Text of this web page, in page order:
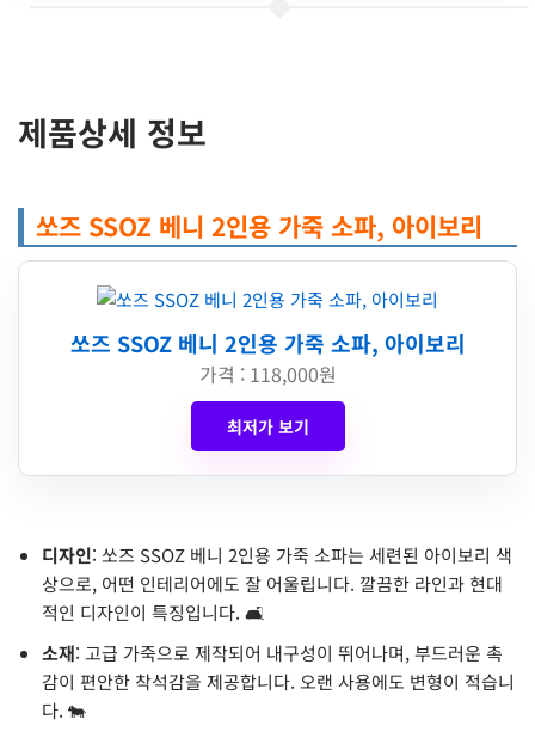
제품상세 정보
쏘즈 SSOZ 베니 2인용 가죽 소파, 아이보리
쏘즈 SSOZ 베니 2인용 가죽 소파, 아이보리
가격 : 118,000원
최저가 보기
디자인: 쏘즈 SSOZ 베니 2인용 가죽 소파는 세련된 아이보리 색
상으로, 어떤 인테리어에도 잘 어울립니다. 깔끔한 라인과 현대
적인 디자인이 특징입니다. 🛋️
소재: 고급 가죽으로 제작되어 내구성이 뛰어나며, 부드러운 촉
감이 편안한 착석감을 제공합니다. 오랜 사용에도 변형이 적습니
다. 🐄